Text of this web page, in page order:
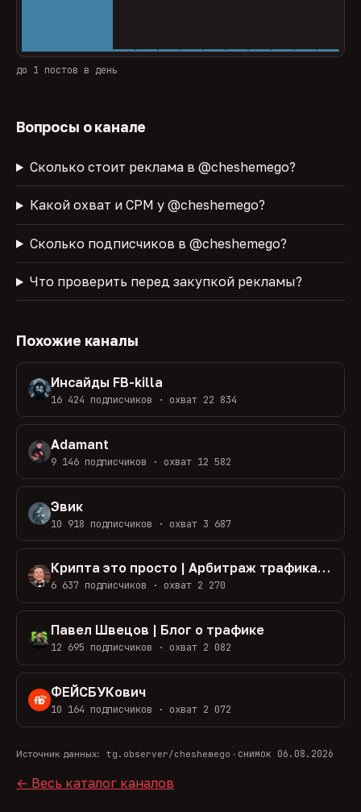
до 1 постов в день
Вопросы о канале
Сколько стоит реклама в @cheshemego?
Какой охват и CPM у @cheshemego?
Сколько подписчиков в @cheshemego?
Что проверить перед закупкой рекламы?
Похожие каналы
Инсайды FB-killa
16 424 подписчиков · охват 22 834
Adamant
9 146 подписчиков · охват 12 582
Эвик
10 918 подписчиков · охват 3 687
Крипта это просто | Арбитраж трафика google
6 637 подписчиков · охват 2 270
Павел Швецов | Блог о трафике
12 695 подписчиков · охват 2 082
ФЕЙСБУКович
10 164 подписчиков · охват 2 072
Источник данных: tg.observer/cheshemego · снимок 06.08.2026
← Весь каталог каналов